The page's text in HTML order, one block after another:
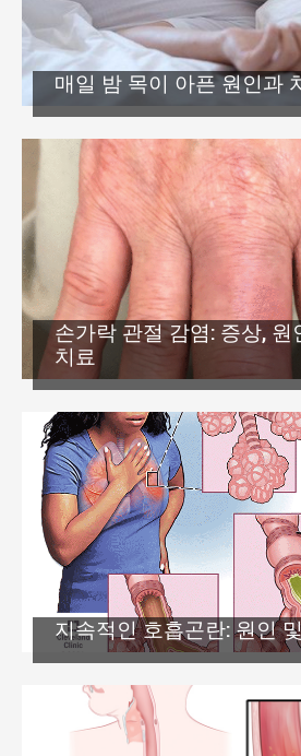
매일 밤 목이 아픈 원인과
손가락 관절 감염: 증상, 원
치료
지속적인 호흡곤란: 원인